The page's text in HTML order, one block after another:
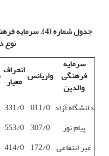
جدول شماره (4).
نوع
سرمایه
فرهنگی
والدین
واریانسانحراف
معیار
دانشگاه آزاد 011/0
331/0
پیام نور
307/0
553/0
غیر انتفاعی 172/0
414/0